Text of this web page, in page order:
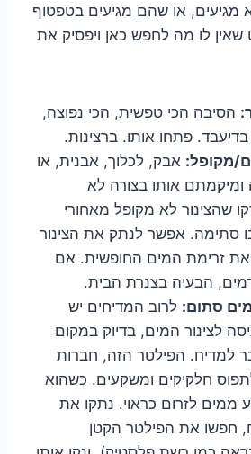
או שהם מגיעים בטפטוף
שאין לו מה לחפש כאן ויפסיק את
הסיבה הכי טפשית, הכי נפוצה,
פתחו אותו. ברצינות.
מקופל: אבק, לכלוך, אבנית, או
אותו בצורה לא
שהצינור לא מקופל מאחורי
סתימה. אפשר לנתק את הצינור
את זרימת המים החופשית. אם
הבעיה בצנרת הבית.
סתום: לרוב המדיחים יש
לצינור המים, בדיוק במקום
למדיח. הפילטר הזה, חברות
חלקיקים ומשקעים. כשהוא
ממים לזרום כראוי. נתקו את
חפשו את הפילטר הקטן